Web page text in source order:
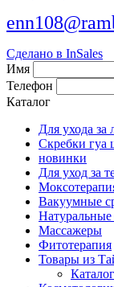
Сделано в InSales
Имя
Телефон
Каталог
Для ухода за
Скребки гуа
новинки
Для уход за
Вакуумные
Натуральные
Массажеры
Фитотерапия
Товары из